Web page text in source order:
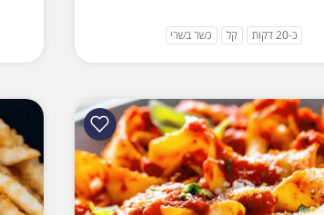
כ-20 דקות קל כשר בשרי